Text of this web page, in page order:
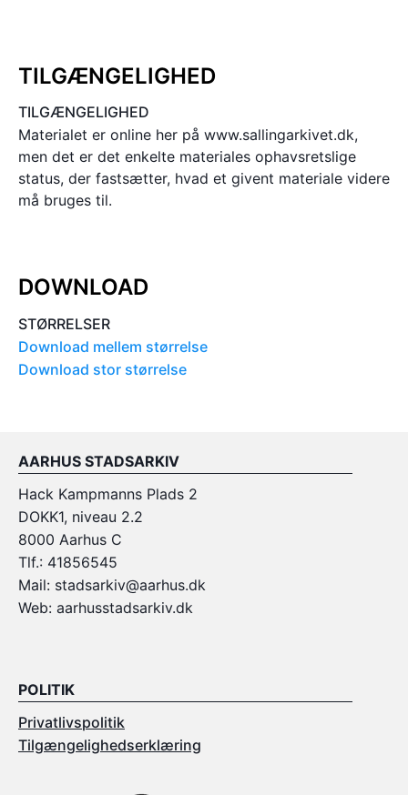
TILGÆNGELIGHED
TILGÆNGELIGHED
Materialet er online her på www.sallingarkivet.dk,
men det er det enkelte materiales ophavsretslige
status, der fastsætter, hvad et givent materiale videre
må bruges til.
DOWNLOAD
STØRRELSER
Download mellem størrelse
Download stor størrelse
AARHUS STADSARKIV
Hack Kampmanns Plads 2
DOKK1, niveau 2.2
8000 Aarhus C
Tlf.: 41856545
Mail: stadsarkiv@aarhus.dk
Web: aarhusstadsarkiv.dk
POLITIK
Privatlivspolitik
Tilgængelighedserklæring